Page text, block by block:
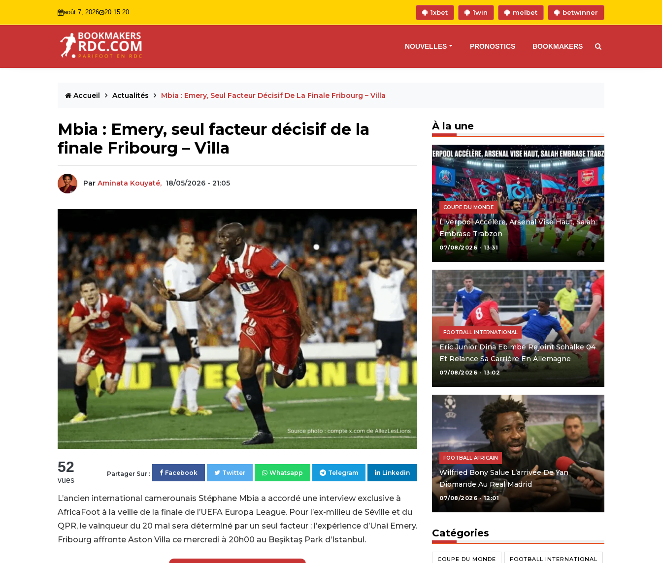
août 7, 2026 20:15:21 1xbet 1win melbet betwinner
NOUVELLES PRONOSTICS BOOKMAKERS
Accueil Actualités Mbia : Emery, Seul Facteur Décisif De La Finale Fribourg – Villa
Mbia : Emery, seul facteur décisif de la
finale Fribourg – Villa
Par Aminata Kouyaté, 18/05/2026 - 21:05
52
vues
Partager Sur : Facebook Twitter Whatsapp Telegram Linkedin
L’ancien international camerounais Stéphane Mbia a accordé une interview exclusive à
AfricaFoot à la veille de la finale de l’UEFA Europa League. Pour l’ex-milieu de Séville et du
QPR, le vainqueur du 20 mai sera déterminé par un seul facteur : l’expérience d’Unai Emery.
Fribourg affronte Aston Villa ce mercredi à 20h00 au Beşiktaş Park d’Istanbul.
À la une
COUPE DU MONDE
Liverpool Accélère, Arsenal Vise Haut, Salah
Embrase Trabzon
07/08/2026 - 13:31
FOOTBALL INTERNATIONAL
Eric Junior Dina Ebimbe Rejoint Schalke 04
Et Relance Sa Carrière En Allemagne
07/08/2026 - 13:02
FOOTBALL AFRICAIN
Wilfried Bony Salue L’arrivée De Yan
Diomande Au Real Madrid
07/08/2026 - 12:01
Catégories
COUPE DU MONDE FOOTBALL INTERNATIONAL